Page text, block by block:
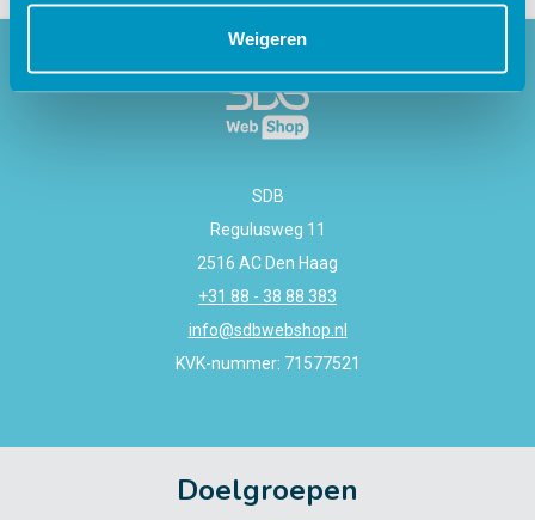
Weigeren
SDB
Regulusweg 11
2516 AC Den Haag
+31 88 - 38 88 383
info@sdbwebshop.nl
KVK-nummer: 71577521
Doelgroepen